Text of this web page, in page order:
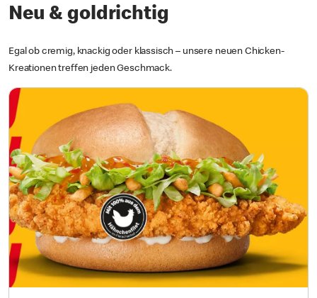
Neu & goldrichtig
Egal ob cremig, knackig oder klassisch – unsere neuen Chicken-
Kreationen treffen jeden Geschmack.